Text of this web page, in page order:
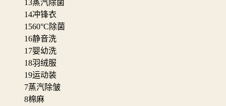
13蒸汽除菌
14冲锋衣
1560°C除菌
16静音洗
17婴幼洗
18羽绒服
19运动装
7蒸汽除皱
8棉麻